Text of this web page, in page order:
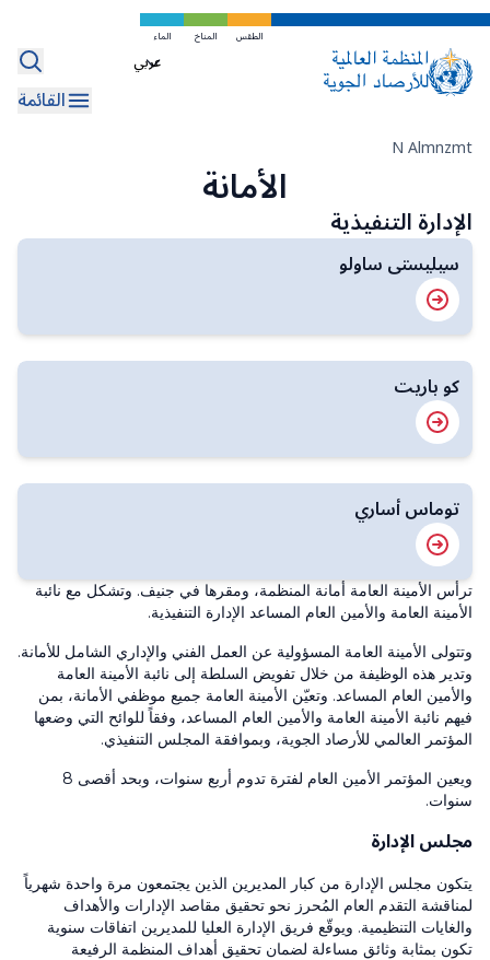
تخطي
المحتوى
الرئيسي
الطقس المناخ الماء
Select
your
القائمة
التمويل والمساءلة
Regional Coordination Office
WMO Awards and Prizes
مسار
N Almnzmt
الأمانة
الإدارة التنفيذية
سيليستى ساولو
كو باريت
توماس أساري
ترأس الأمينة العامة أمانة المنظمة، ومقرها في جنيف. وتشكل مع نائبة
الأمينة العامة والأمين العام المساعد الإدارة التنفيذية.
وتتولى الأمينة العامة المسؤولية عن العمل الفني والإداري الشامل للأمانة.
وتدير هذه الوظيفة من خلال تفويض السلطة إلى نائبة الأمينة العامة
والأمين العام المساعد. وتعيّن الأمينة العامة جميع موظفي الأمانة، بمن
فيهم نائبة الأمينة العامة والأمين العام المساعد، وفقاً للوائح التي وضعها
المؤتمر العالمي للأرصاد الجوية، وبموافقة المجلس التنفيذي.
ويعين المؤتمر الأمين العام لفترة تدوم أربع سنوات، وبحد أقصى 8
سنوات.
مجلس الإدارة
يتكون مجلس الإدارة من كبار المديرين الذين يجتمعون مرة واحدة شهرياً
لمناقشة التقدم العام المُحرز نحو تحقيق مقاصد الإدارات والأهداف
والغايات التنظيمية. ويوقّع فريق الإدارة العليا للمديرين اتفاقات سنوية
تكون بمثابة وثائق مساءلة لضمان تحقيق أهداف المنظمة الرفيعة